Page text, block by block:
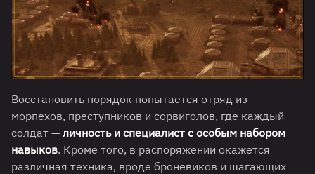
Восстановить порядок попытается отряд из
морпехов, преступников и сорвиголов, где каждый
солдат — личность и специалист с особым набором
навыков. Кроме того, в распоряжении окажется
различная техника, вроде броневиков и шагающих